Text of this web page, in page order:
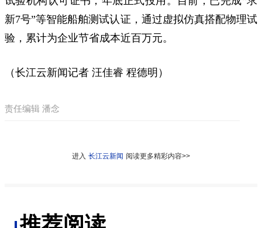
新7号”等智能船舶测试认证，通过虚拟仿真搭配物理试
验，累计为企业节省成本近百万元。
（长江云新闻记者 汪佳睿 程德明）
责任编辑 潘念
进入 长江云新闻 阅读更多精彩内容>>